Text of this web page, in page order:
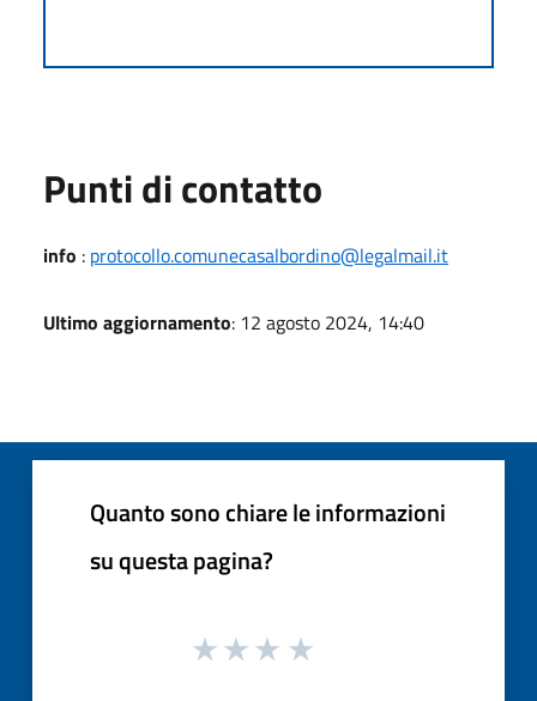
Punti di contatto
info : protocollo.comunecasalbordino@legalmail.it
Ultimo aggiornamento: 12 agosto 2024, 14:40
Quanto sono chiare le informazioni
su questa pagina?